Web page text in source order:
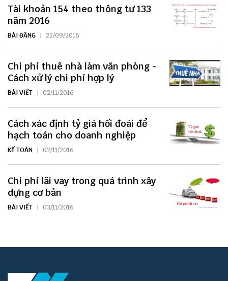
Tài khoản 154 theo thông tư 133
năm 2016
BÀI ĐĂNG 22/09/2016
Chi phí thuê nhà làm văn phòng -
Cách xử lý chi phí hợp lý
BÀI VIẾT 02/11/2016
Cách xác định tỷ giá hối đoái để
hạch toán cho doanh nghiệp
KẾ TOÁN 02/11/2016
Chi phí lãi vay trong quá trình xây
dựng cơ bản
BÀI VIẾT 03/11/2016